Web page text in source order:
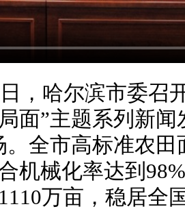
，哈尔滨市委召
面”主题系列新
。全市高标准农
机械化率达到
万亩，稳居